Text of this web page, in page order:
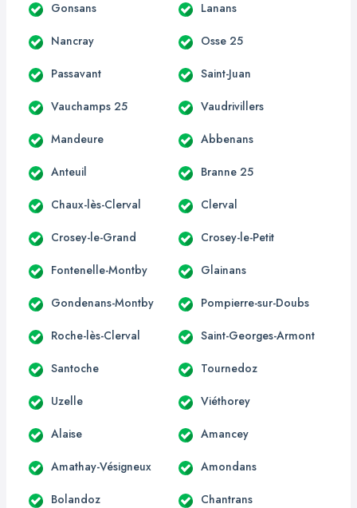
Gonsans Lanans
Nancray Osse 25
Passavant Saint-Juan
Vauchamps 25 Vaudrivillers
Mandeure Abbenans
Anteuil Branne 25
Chaux-lès-Clerval Clerval
Crosey-le-Grand Crosey-le-Petit
Fontenelle-Montby Glainans
Gondenans-Montby Pompierre-sur-Doubs
Roche-lès-Clerval Saint-Georges-Armont
Santoche Tournedoz
Uzelle Viéthorey
Alaise Amancey
Amathay-Vésigneux Amondans
Bolandoz Chantrans